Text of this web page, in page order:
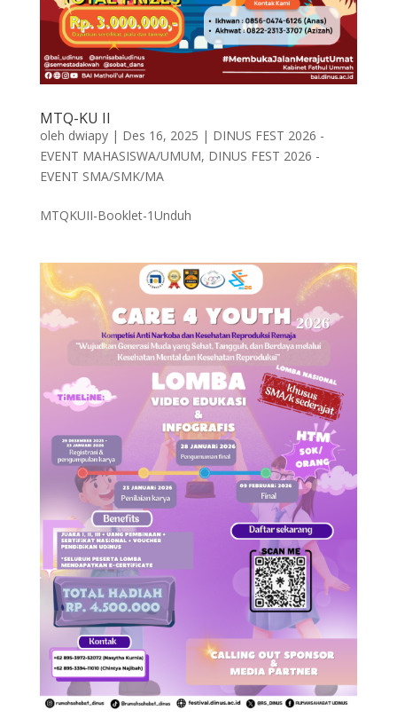
MTQ-KU II
oleh dwiapy| Des 16, 2025 | DINUS FEST 2026 -
EVENT MAHASISWA/UMUM, DINUS FEST 2026 -
EVENT SMA/SMK/MA
MTQKUII-Booklet-1Unduh